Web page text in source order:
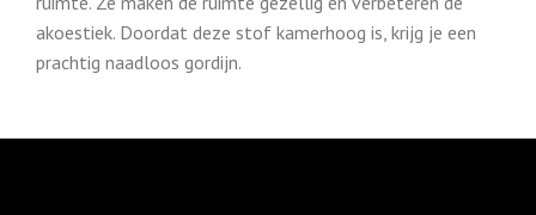
akoestiek. Doordat deze stof kamerhoog is, krijg je een
prachtig naadloos gordijn.